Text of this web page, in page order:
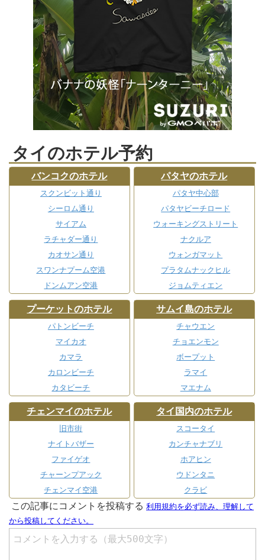
タイのホテル予約
バンコクのホテル
スクンビット通り
シーロム通り
サイアム
ラチャダー通り
カオサン通り
スワンナプーム空港
ドンムアン空港
パタヤのホテル
パタヤ中心部
パタヤビーチロード
ウォーキングストリート
ナクルア
ウォンガマット
プラタムナックヒル
ジョムティエン
プーケットのホテル
パトンビーチ
マイカオ
カマラ
カロンビーチ
カタビーチ
サムイ島のホテル
チャウエン
チョエンモン
ボープット
ラマイ
マエナム
チェンマイのホテル
旧市街
ナイトバザー
ファイゲオ
チャーンプアック
チェンマイ空港
タイ国内のホテル
スコータイ
カンチャナブリ
ホアヒン
ウドンタニ
クラビ